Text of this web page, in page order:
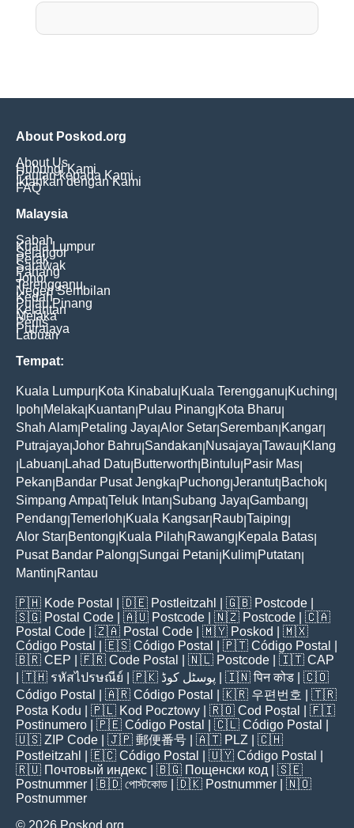
About Poskod.org
About Us
Hubungi Kami
Pautan kepada Kami
Iklankan dengan Kami
FAQ
Malaysia
Sabah
Kuala Lumpur
Selangor
Perak
Sarawak
Pahang
Johor
Terengganu
Negeri Sembilan
Kedah
Pulau Pinang
Kelantan
Melaka
Perlis
Putrajaya
Labuan
Tempat:
Kuala Lumpur Kota Kinabalu Kuala Terengganu Kuching
Ipoh Melaka Kuantan Pulau Pinang Kota Bharu
Shah Alam Petaling Jaya Alor Setar Seremban Kangar
Putrajaya Johor Bahru Sandakan Nusajaya Tawau Klang
Labuan Lahad Datu Butterworth Bintulu Pasir Mas
Pekan Bandar Pusat Jengka Puchong Jerantut| Bachok
Simpang Ampat|Teluk Intan Subang Jaya Gambang
Pendang Temerloh Kuala Kangsar Raub Taiping
Alor Star Bentong Kuala Pilah Rawang Kepala Batas
Pusat Bandar Palong Sungai Petani Kulim Putatan
Mantin Rantau
🇵🇭 Kode Postal | 🇩🇪 Postleitzahl | 🇬🇧 Postcode
🇸🇬 Postal Code | 🇦🇺 Postcode | 🇳🇿 Postcode | 🇨🇦
Postal Code | 🇿🇦 Postal Code | 🇲🇾 Poskod
| 🇲🇽
Código Postal
| 🇪🇸 Código Postal | 🇵🇹 Código Postal
🇧🇷 CEP | 🇫🇷 Code Postal | 🇳🇱 Postcode | 🇮🇹 CAP
| 🇹🇭 รหัสไปรษณีย์ | 🇵🇰 پوسٹل کوڈ | 🇮🇳पिन कोड | 🇨🇴
Código Postal
| 🇦🇷 Código Postal | 🇰🇷 우편번호
| 🇹🇷
Posta Kodu | 🇵🇱 Kod Pocztowy | 🇷🇴 Cod Poștal
| 🇫🇮
Postinumero | 🇵🇪 Código Postal | 🇨🇱 Código Postal
🇺🇸 ZIP Code | 🇯🇵 郵便番号 | 🇦🇹 PLZ | 🇨🇭
Postleitzahl
| 🇪🇨 Código Postal | 🇺🇾 Código Postal
🇷🇺 Почтовый индекс | 🇧🇬 Пощенски код | 🇸🇪
Postnummer | 🇧🇩 পোস্টকোড | 🇩🇰 Postnummer | 🇳🇴
Postnummer